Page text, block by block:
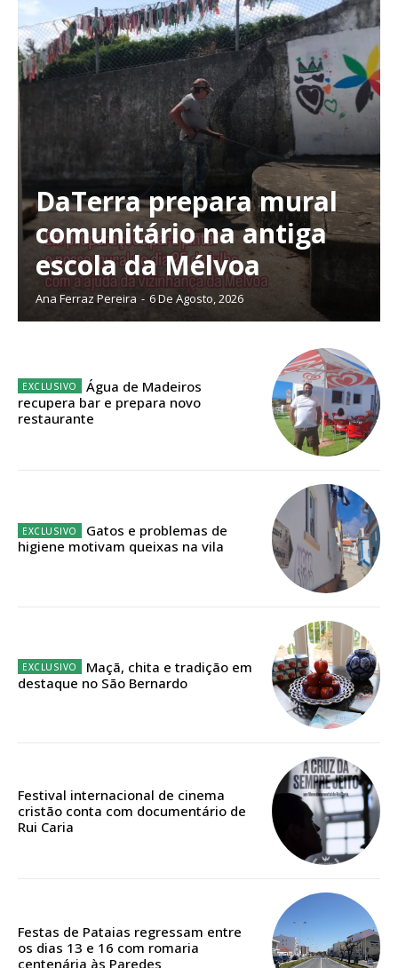
Planos de Assinatura
Faça-se assinante do Região de Cister e ajude-nos a manter este serviço
Sendo assinante terá acesso a todos os conteúdos exclusivos e versões
Escolha o plano de assinatura desejado:
32€
DaTerra prepara mural
comunitário na antiga
escola da Mélvoa
Ana Ferraz Pereira - 6 De Agosto, 2026
Água de Madeiros
recupera bar e prepara novo
restaurante
Gatos e problemas de
higiene motivam queixas na vila
Maçã, chita e tradição em
destaque no São Bernardo
Festival internacional de cinema
cristão conta com documentário de
Rui Caria
Festas de Pataias regressam entre
os dias 13 e 16 com romaria
centenária às Paredes